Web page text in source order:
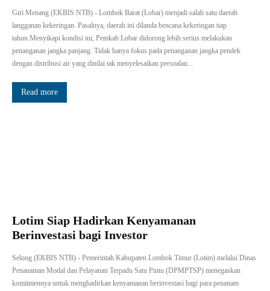
Giri Menang (EKBIS NTB) - Lombok Barat (Lobar) menjadi salah satu daerah
langganan kekeringan. Pasalnya, daerah ini dilanda bencana kekeringan tiap
tahun.Menyikapi kondisi ini, Pemkab Lobar didorong lebih serius melakukan
penanganan jangka panjang. Tidak hanya fokus pada penanganan jangka pendek
dengan distribusi air yang dinilai tak menyelesaikan persoalan...
Read more
Lotim Siap Hadirkan Kenyamanan
Berinvestasi bagi Investor
Selong (EKBIS NTB) - Pemerintah Kabupaten Lombok Timur (Lotim) melalui Dinas
Penanaman Modal dan Pelayanan Terpadu Satu Pintu (DPMPTSP) menegaskan
komitmennya untuk menghadirkan kenyamanan berinvestasi bagi para penanam